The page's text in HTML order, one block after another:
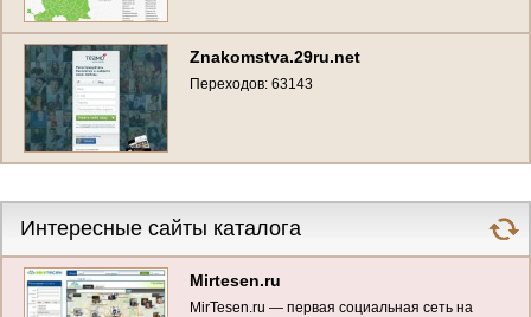
Znakomstva.29ru.net
Переходов: 63143
Интересные сайты каталога
Mirtesen.ru
MirTesen.ru — первая социальная сеть на